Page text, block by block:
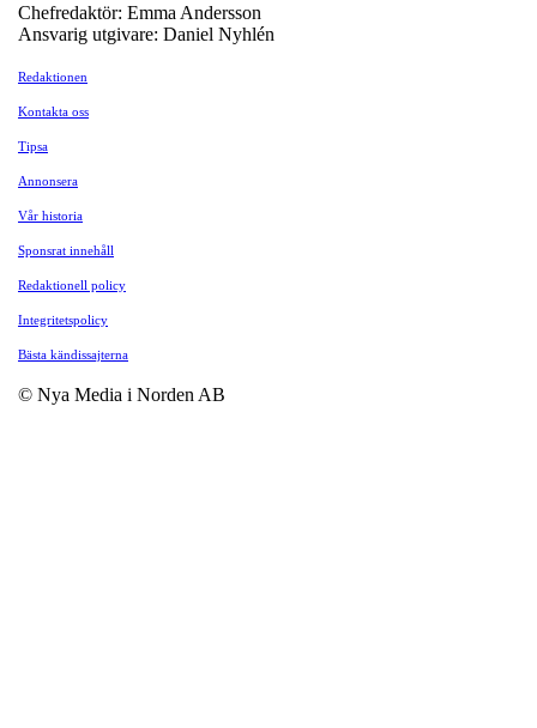
Chefredaktör: Emma Andersson
Ansvarig utgivare: Daniel Nyhlén
Redaktionen
Kontakta oss
Tipsa
Annonsera
Vår historia
Sponsrat innehåll
Redaktionell policy
Integritetspolicy
Bästa kändissajterna
© Nya Media i Norden AB